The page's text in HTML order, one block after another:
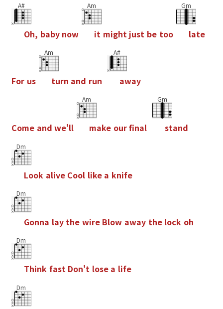
A#
Oh, baby now
Am
it might just be too
Gm
late
For us
Am
turn and run
A#
away
Come and we'll
Am
make ourfnal
Gm
stand
Dm
Look alive Cool like a knife
Dm
Gonna lay the wire Blow away the lock oh
Dm
Think fast Don't lose a life
Dm